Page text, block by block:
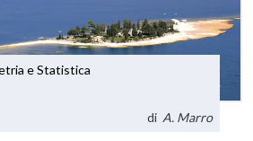
e Statistica
di A. Marro